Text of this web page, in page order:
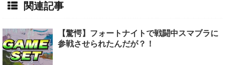
関連記事
【驚愕】フォートナイトで戦闘中スマブラに
参戦させられたんだが？！